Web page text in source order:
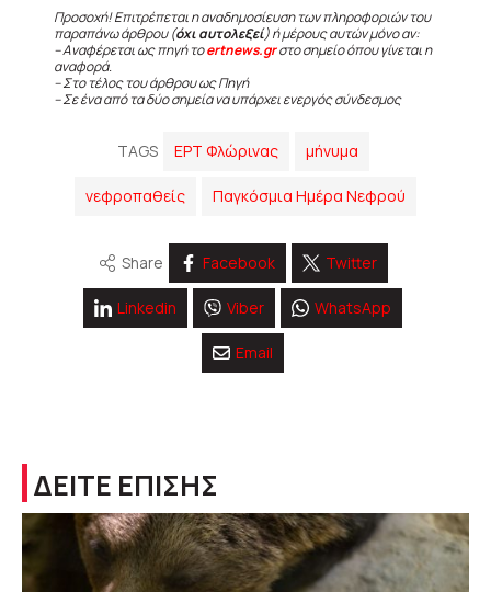
Προσοχή! Επιτρέπεται η αναδημοσίευση των πληροφοριών του
παραπάνω άρθρου (όχι αυτολεξεί) ή μέρους αυτών μόνο αν:
– Αναφέρεται ως πηγή τοertnews.grστο σημείο όπου γίνεται η
αναφορά.
– Στο τέλος του άρθρου ως Πηγή
– Σε ένα από τα δύο σημεία να υπάρχει ενεργός σύνδεσμος
TAGS ΕΡΤ Φλώρινας μήνυμα
νεφροπαθείς Παγκόσμια Ημέρα Νεφρού
Share Facebook Twitter
Linkedin Viber WhatsApp
Email
ΔΕΙΤΕ ΕΠΙΣΗΣ